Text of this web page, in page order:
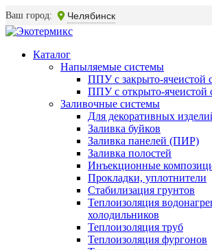
Ваш город: Челябинск
Каталог
Напыляемые системы
ППУ с закрыто-ячеистой
ППУ с открыто-ячеистой
Заливочные системы
Для декоративных
Заливка буйков
Заливка панелей (ПИР)
Заливка полостей
Инъекционные
Прокладки, уплотнители
Стабилизация грунтов
Теплоизоляция
холодильников
Теплоизоляция труб
Теплоизоляция фургонов